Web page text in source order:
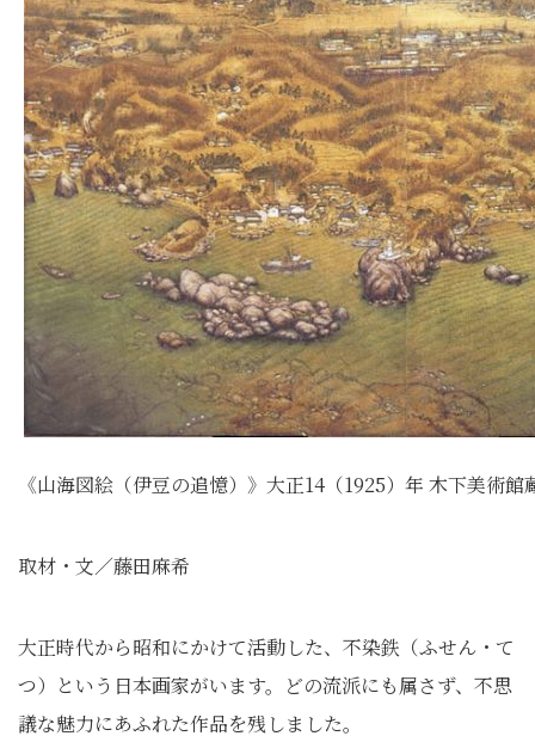
《山海図絵（伊豆の追憶）》大正14（1925）年 木下美術館
取材・文／藤田麻希
大正時代から昭和にかけて活動した、不染鉄（ふせん・て
つ）という日本画家がいます。どの流派にも属さず、不思
議な魅力にあふれた作品を残しました。